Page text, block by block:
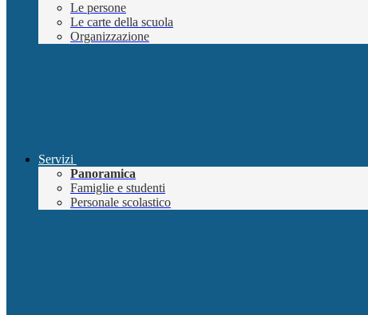
Le persone
Le carte della scuola
Organizzazione
Servizi
Panoramica
Famiglie e studenti
Personale scolastico